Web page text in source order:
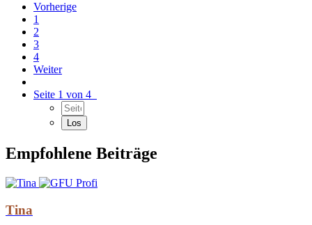
Vorherige
1
2
3
4
Weiter
Seite 1 von 4
Empfohlene Beiträge
Tina